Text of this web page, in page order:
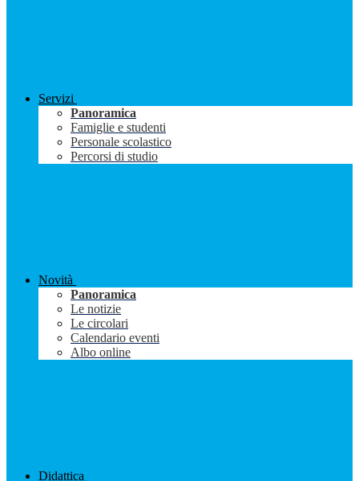
Servizi
Panoramica
Famiglie e studenti
Personale scolastico
Percorsi di studio
Novità
Panoramica
Le notizie
Le circolari
Calendario eventi
Albo online
Didattica